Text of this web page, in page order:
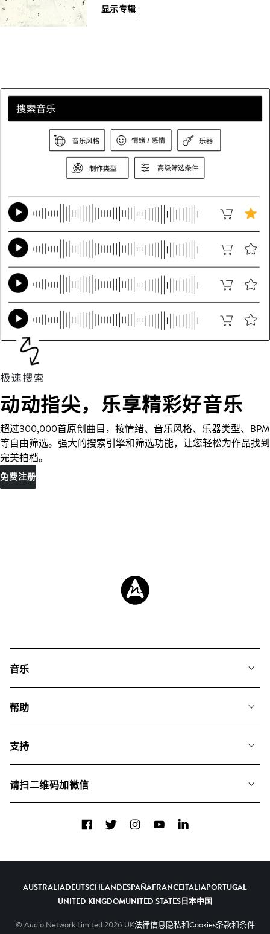
显示专辑
动动指尖，乐享精彩好音乐
超过300,000首原创曲目，按情绪、音乐风格、乐器类型、BPM
等自由筛选。强大的搜索引擎和筛选功能，让您轻松为作品找到
完美拍档。
免费注册
音乐
搜索
专辑
帮助
我们如何运用AI
支持
关于我们
请扫二维码加微信
FacebookTwitterInstagramYouTubeLinkedIn
AUSTRALIADEUTSCHLANDESPAÑAFRANCEITALIAPORTUGAL
UNITED KINGDOMUNITED STATES日本中国
© Audio Network Limited 2026 UK法律信息隐私和Cookies条款和条件